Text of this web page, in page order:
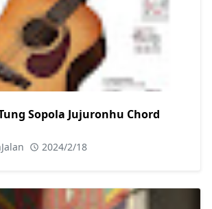
Sopola Jujuronhu Chord
2024/2/18